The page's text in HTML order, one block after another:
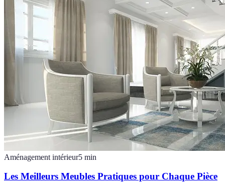
Aménagement intérieur5 min
Les Meilleurs Meubles Pratiques pour Chaque Pièce